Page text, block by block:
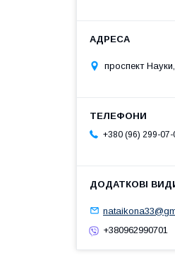
проспект
+380 (96) 299-07-
+380962990701